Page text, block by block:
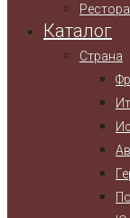
Каталог
Страна